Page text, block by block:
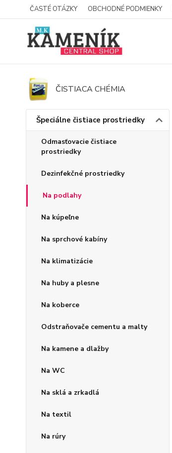
ČASTÉ OTÁZKY OBCHODNÉ PODMIENKY
ČISTIACA CHÉMIA
Špeciálne čistiace prostriedky
Odmasťovacie čistiace
prostriedky
Dezinfekčné prostriedky
Na podlahy
Na kúpeľne
Na sprchové kabíny
Na klimatizácie
Na huby a plesne
Na koberce
Odstraňovače cementu a malty
Na kamene a dlažby
Na WC
Na sklá a zrkadlá
Na textil
Na rúry